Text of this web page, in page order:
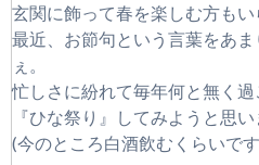
玄関に飾って春を楽しむ方もい
最近、お節句という言葉をあ
ぇ。
忙しさに紛れて毎年何と無く
『ひな祭り』してみようと思い
(今のところ白酒飲むくらいで